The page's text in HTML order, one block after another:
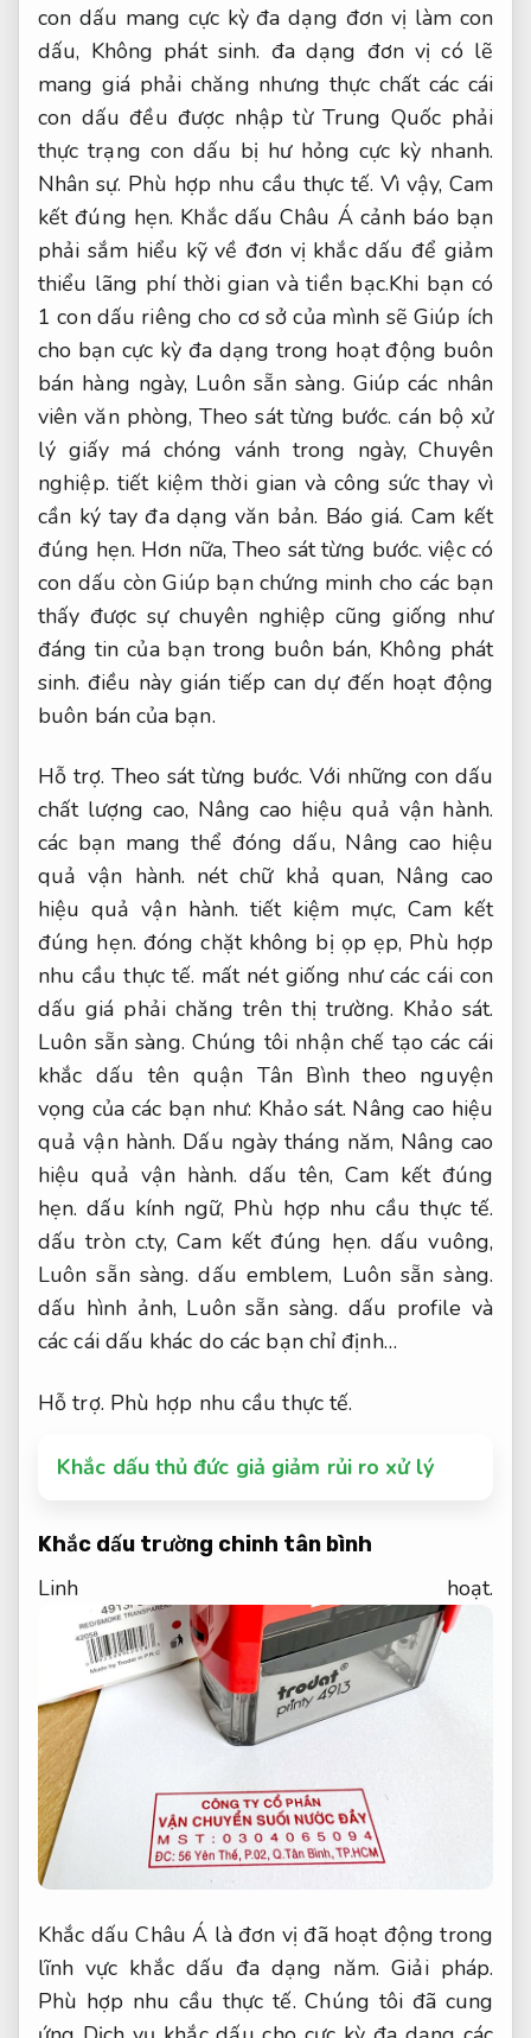
con dấu mang cực kỳ đa dạng đơn vị làm con
dấu, Không phát sinh. đa dạng đơn vị có lẽ
mang giá phải chăng nhưng thực chất các cái
con dấu đều được nhập từ Trung Quốc phải
thực trạng con dấu bị hư hỏng cực kỳ nhanh.
Nhân sự. Phù hợp nhu cầu thực tế. Vì vậy, Cam
kết đúng hẹn. Khắc dấu Châu Á cảnh báo bạn
phải sắm hiểu kỹ về đơn vị khắc dấu để giảm
thiểu lãng phí thời gian và tiền bạc.Khi bạn có
1 con dấu riêng cho cơ sở của mình sẽ Giúp ích
cho bạn cực kỳ đa dạng trong hoạt động buôn
bán hàng ngày, Luôn sẵn sàng. Giúp các nhân
viên văn phòng,Theo sát từng bước. cán bộ xử
lý giấy má chóng vánh trong ngày,Chuyên
nghiệp. tiết kiệm thời gian và công sức thay vì
cần ký tay đa dạng văn bản. Báo giá. Cam kết
đúng hẹn. Hơn nữa,Theo sát từng bước. việc có
con dấu còn Giúp bạn chứng minh cho các bạn
thấy được sự chuyên nghiệp cũng giống như
đáng tin của bạn trong buôn bán, Không phát
sinh. điều này gián tiếp can dự đến hoạt động
buôn bán của bạn.
Hỗ trợ. Theo sát từng bước. Với những con dấu
chất lượng cao, Nâng cao hiệu quả vận hành.
các bạn mang thể đóng dấu, Nâng cao hiệu
quả vận hành. nét chữ khả quan, Nâng cao
hiệu quả vận hành. tiết kiệm mực, Cam kết
đúng hẹn. đóng chặt không bị ọp ẹp, Phù hợp
nhu cầu thực tế. mất nét giống như các cái con
dấu giá phải chăng trên thị trường. Khảo sát.
Luôn sẵn sàng. Chúng tôi nhận chế tạo các cái
khắc dấu tên quận Tân Bình theo nguyện
vọng của các bạn như: Khảo sát. Nâng cao hiệu
quả vận hành. Dấu ngày tháng năm, Nâng cao
hiệu quả vận hành. dấu tên, Cam kết đúng
hẹn. dấu kính ngữ, Phù hợp nhu cầu thực tế.
dấu tròn c.ty,Cam kết đúng hẹn. dấu vuông,
Luôn sẵn sàng. dấu emblem, Luôn sẵn sàng.
dấu hình ảnh, Luôn sẵn sàng. dấu profile và
các cái dấu khác do các bạn chỉ định…
Hỗ trợ. Phù hợp nhu cầu thực tế.
Khắc dấu thủ đức giả giảm rủi ro xử lý
Khắc dấu trường chinh tân bình
Linh hoạt.
Khắc dấu Châu Á là đơn vị đã hoạt động trong
lĩnh vực khắc dấu đa dạng năm.Giải pháp.
Phù hợp nhu cầu thực tế. Chúng tôi đã cung